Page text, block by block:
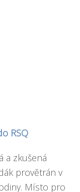
RSQ
a zkušená
provětrán v
Místo pro